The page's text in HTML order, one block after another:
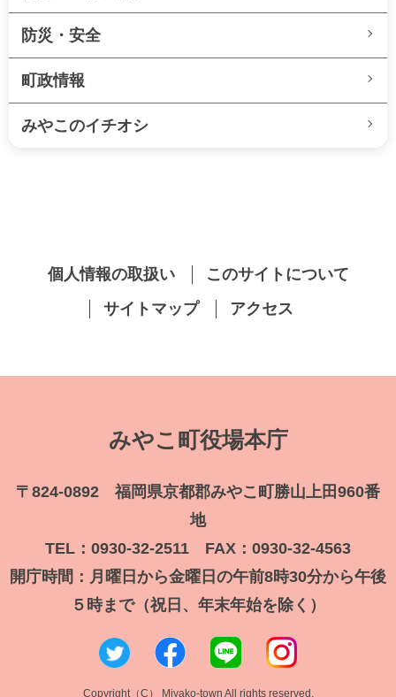
防災・安全
町政情報
みやこのイチオシ
個人情報の取扱い
このサイトについて
サイトマップ
アクセス
みやこ町役場本庁
〒824-0892 福岡県京都郡みやこ町勝山上田960番
地
TEL：0930-32-2511 FAX：0930-32-4563
開庁時間：月曜日から金曜日の午前8時30分から午後
５時まで（祝日、年末年始を除く）
Copyright（C） Miyako-town All rights reserved.